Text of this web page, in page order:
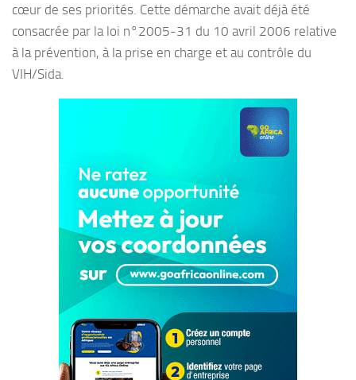
cœur de ses priorités. Cette démarche avait déjà été
consacrée par la loi n°2005-31 du 10 avril 2006 relative
à la prévention, à la prise en charge et au contrôle du
VIH/Sida.